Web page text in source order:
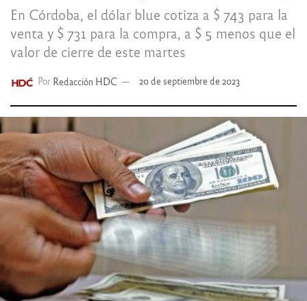
En Córdoba, el dólar blue cotiza a $ 743 para la
venta y $ 731 para la compra, a $ 5 menos que el
valor de cierre de este martes
Por Redacción HDC 20 de septiembre de 2023